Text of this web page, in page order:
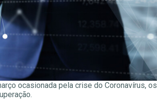
ocasionada pela crise do Coronavírus, os